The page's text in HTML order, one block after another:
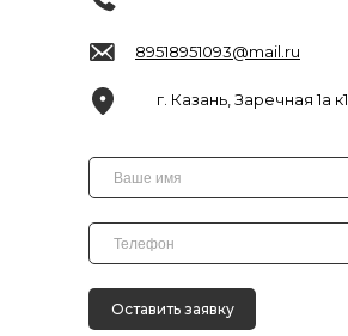
Оставить заявку
г. Казань, Заречная 1а к1
89518951093@mail.ru